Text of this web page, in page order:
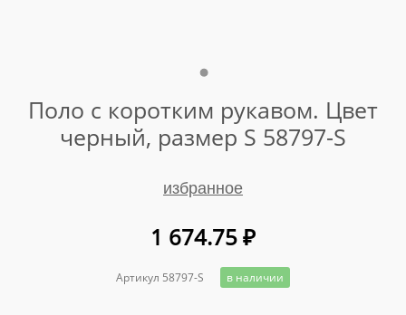
Поло с коротким рукавом. Цвет
черный, размер S 58797-S
избранное
1 674.75₽
Артикул 58797-S в наличии